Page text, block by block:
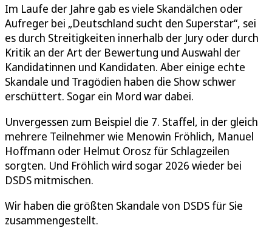
Im Laufe der Jahre gab es viele Skandälchen oder
Aufreger bei „Deutschland sucht den Superstar“, sei
es durch Streitigkeiten innerhalb der Jury oder durch
Kritik an der Art der Bewertung und Auswahl der
Kandidatinnen und Kandidaten. Aber einige echte
Skandale und Tragödien haben die Show schwer
erschüttert. Sogar ein Mord war dabei.
Unvergessen zum Beispiel die 7. Staffel, in der gleich
mehrere Teilnehmer wie Menowin Fröhlich, Manuel
Hoffmann oder Helmut Orosz für Schlagzeilen
sorgten. Und Fröhlich wird sogar 2026 wieder bei
DSDS mitmischen.
Wir haben die größten Skandale von DSDS für Sie
zusammengestellt.